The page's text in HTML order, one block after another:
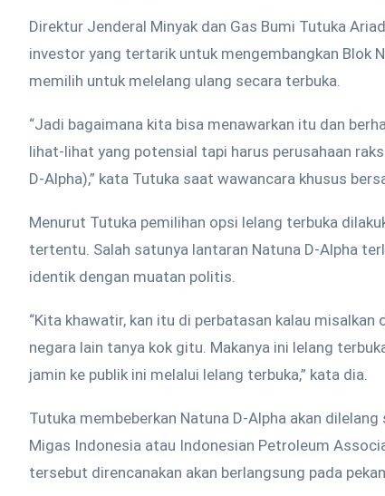
Direktur Jenderal Minyak dan Gas Bumi Tutuka
investor yang tertarik untuk mengembangkan Blok
memilih untuk melelang ulang secara terbuka.
“Jadi bagaimana kita bisa menawarkan itu dan
lihat-lihat yang potensial tapi harus perusahaan
D-Alpha),” kata Tutuka saat wawancara khusus
Menurut Tutuka pemilihan opsi lelang terbuka
tertentu. Salah satunya lantaran Natuna D-Alpha
identik dengan muatan politis.
“Kita khawatir, kan itu di perbatasan kalau
negara lain tanya kok gitu. Makanya ini lelang
jamin ke publik ini melalui lelang terbuka,” kata dia.
Tutuka membeberkan Natuna D-Alpha akan
Migas Indonesia atau Indonesian Petroleum
tersebut direncanakan akan berlangsung pada